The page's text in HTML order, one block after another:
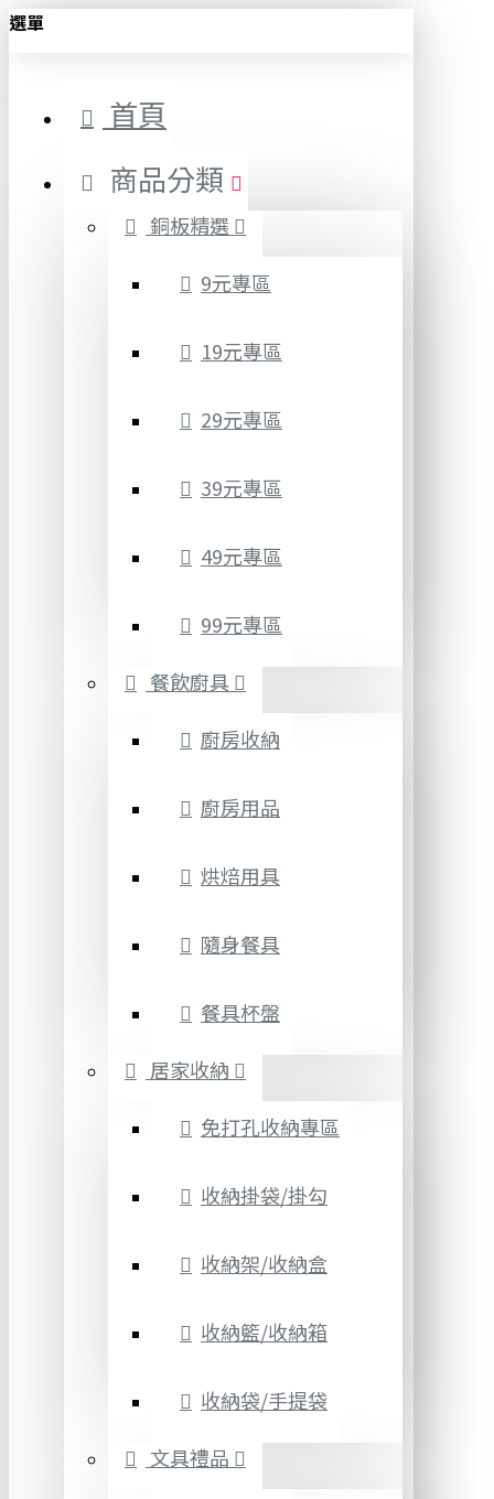
選單
首頁
商品分類
銅板精選
9元專區
19元專區
29元專區
39元專區
49元專區
99元專區
餐飲廚具
廚房收納
廚房用品
烘焙用具
隨身餐具
餐具杯盤
居家收納
免打孔收納專區
收納掛袋/掛勾
收納架/收納盒
收納籃/收納箱
收納袋/手提袋
文具禮品